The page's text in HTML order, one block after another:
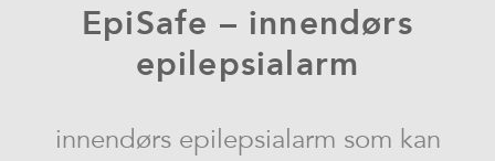
EpiSafe – innendørs
epilepsialarm
innendørs epilepsialarm som kan